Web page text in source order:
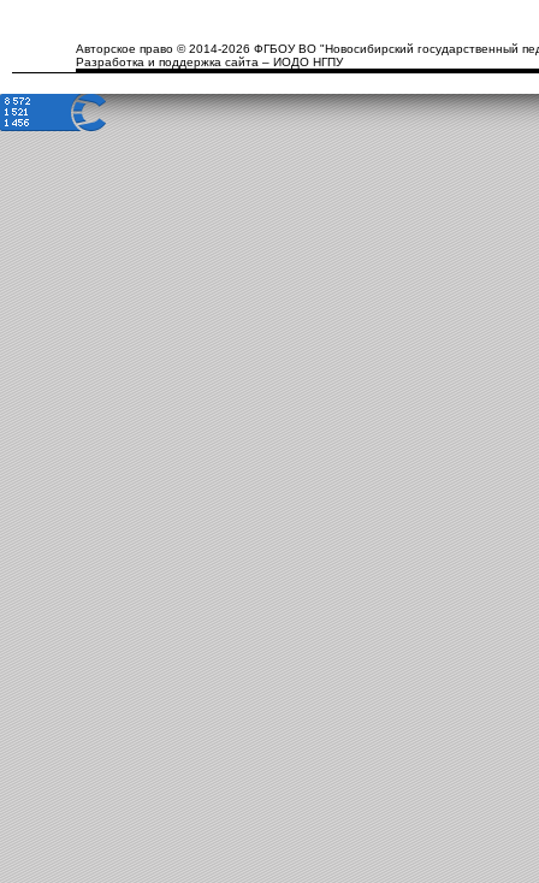
Авторское право © 2014-2026 ФГБОУ ВО "Новосибирский государственный
Разработка и поддержка сайта – ИОДО НГПУ